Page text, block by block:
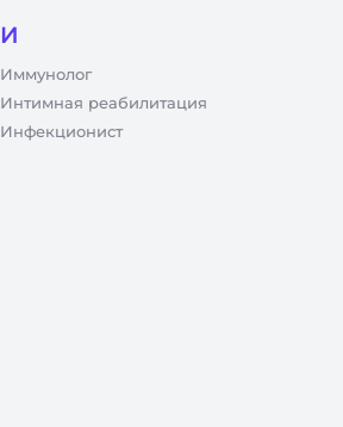
И
Иммунолог
Интимная реабилитация
Инфекционист